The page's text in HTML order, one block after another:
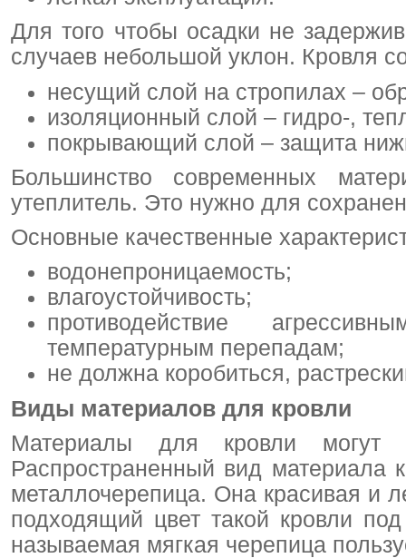
Для того чтобы осадки не
случаев небольшой уклон. Кровля
несущий слой на стропилах –
изоляционный слой – гидро-,
покрывающий слой – защита
Большинство современных
утеплитель. Это нужно для
Основные качественные
водонепроницаемость;
влагоустойчивость;
противодействие
температурным перепадам;
не должна коробиться,
Виды материалов для кровли
Материалы для кровли могут
Распространенный вид материала
металлочерепица. Она красивая и
подходящий цвет такой кровли
называемая мягкая черепица